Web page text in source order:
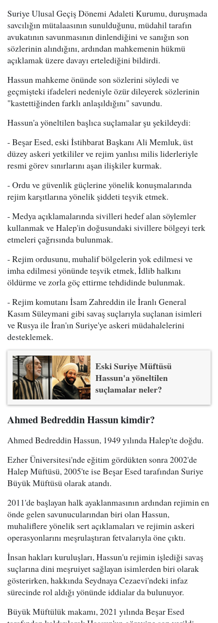
Suriye Ulusal Geçiş Dönemi Adaleti Kurumu, duruşmada
savcılığın mütalaasının sunulduğunu, müdahil tarafın
avukatının savunmasının dinlendiğini ve sanığın son
sözlerinin alındığını, ardından mahkemenin hükmü
açıklamak üzere davayı ertelediğini bildirdi.
Hassun mahkeme önünde son sözlerini söyledi ve
geçmişteki ifadeleri nedeniyle özür dileyerek sözlerinin
"kastettiğinden farklı anlaşıldığını" savundu.
Hassun'a yöneltilen başlıca suçlamalar şu şekildeydi:
- Beşar Esed, eski İstihbarat Başkanı Ali Memluk, üst
düzey askeri yetkililer ve rejim yanlısı milis liderleriyle
resmi görev sınırlarını aşan ilişkiler kurmak.
- Ordu ve güvenlik güçlerine yönelik konuşmalarında
rejim karşıtlarına yönelik şiddeti teşvik etmek.
- Medya açıklamalarında sivilleri hedef alan söylemler
kullanmak ve Halep'in doğusundaki sivillere bölgeyi terk
etmeleri çağrısında bulunmak.
- Rejim ordusunu, muhalif bölgelerin yok edilmesi ve
imha edilmesi yönünde teşvik etmek, İdlib halkını
öldürme ve zorla göç ettirme tehdidinde bulunmak.
- Rejim komutanı İsam Zahreddin ile İranlı General
Kasım Süleymani gibi savaş suçlarıyla suçlanan isimleri
ve Rusya ile İran'ın Suriye'ye askeri müdahalelerini
desteklemek.
Eski Suriye Müftüsü
Hassun'a yöneltilen
suçlamalar neler?
Ahmed Bedreddin Hassun kimdir?
Ahmed Bedreddin Hassun, 1949 yılında Halep'te doğdu.
Ezher Üniversitesi'nde eğitim gördükten sonra 2002'de
Halep Müftüsü, 2005'te ise Beşar Esed tarafından Suriye
Büyük Müftüsü olarak atandı.
2011'de başlayan halk ayaklanmasının ardından rejimin en
önde gelen savunucularından biri olan Hassun,
muhaliflere yönelik sert açıklamaları ve rejimin askeri
operasyonlarını meşrulaştıran fetvalarıyla öne çıktı.
İnsan hakları kuruluşları, Hassun'u rejimin işlediği savaş
suçlarına dini meşruiyet sağlayan isimlerden biri olarak
gösterirken, hakkında Seydnaya Cezaevi'ndeki infaz
sürecinde rol aldığı yönünde iddialar da bulunuyor.
Büyük Müftülük makamı, 2021 yılında Beşar Esed